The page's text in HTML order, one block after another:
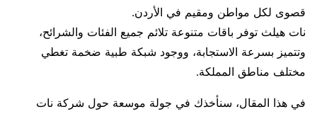
قصوى لكل مواطن ومقيم في الأردن.
نات هيلث توفر باقات متنوعة تلائم جميع الفئات والشرائح،
وتتميز بسرعة الاستجابة، ووجود شبكة طبية ضخمة تغطي
مختلف مناطق المملكة.
في هذا المقال، سنأخذك في جولة موسعة حول شركة نات